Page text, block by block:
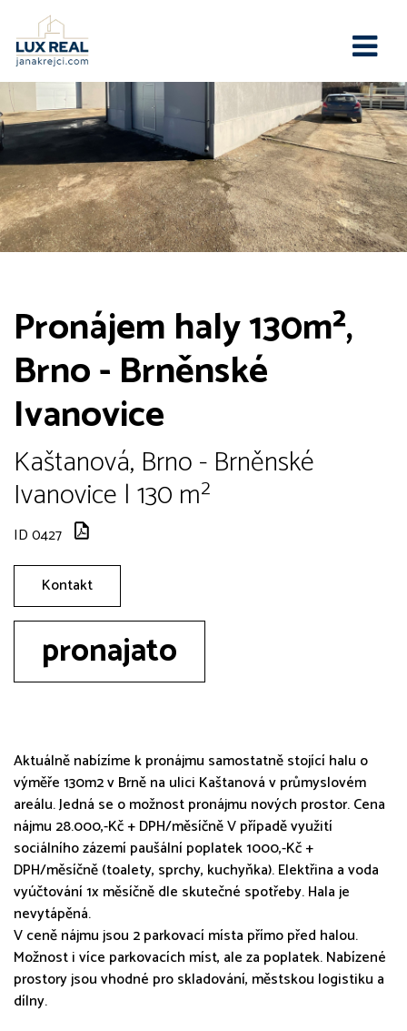
Pronájem haly 130m²,
Brno - Brněnské
Ivanovice
Kaštanová, Brno - Brněnské
Ivanovice | 130 m²
ID 0427
Kontakt
pronajato
Aktuálně nabízíme k pronájmu samostatně stojící halu o
výměře 130m2 v Brně na ulici Kaštanová v průmyslovém
areálu. Jedná se o možnost pronájmu nových prostor. Cena
nájmu 28.000,-Kč + DPH/měsíčně V případě využití
sociálního zázemí paušální poplatek 1000,-Kč +
DPH/měsíčně (toalety, sprchy, kuchyňka). Elektřina a voda
vyúčtování 1x měsíčně dle skutečné spotřeby. Hala je
nevytápěná.
V ceně nájmu jsou 2 parkovací místa přímo před halou.
Možnost i více parkovacích míst, ale za poplatek. Nabízené
prostory jsou vhodné pro skladování, městskou logistiku a
dílny.